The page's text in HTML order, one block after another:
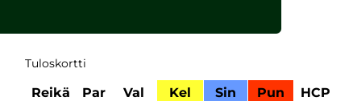
Tuloskortti
Reikä Par Val Kel Sin Pun
HCP